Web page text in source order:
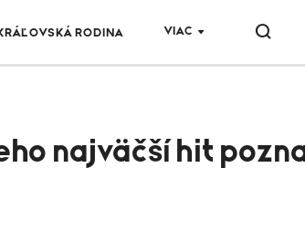
RODINA VIAC
najväčší hit